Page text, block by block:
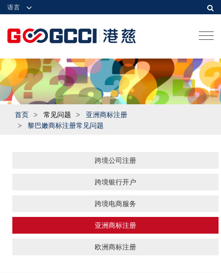
语言
首页 常见问题
亚洲商标注册
黎巴嫩商标注册常见问题
跨境公司注册
跨境银行开户
跨境电商服务
亚洲商标注册
欧洲商标注册